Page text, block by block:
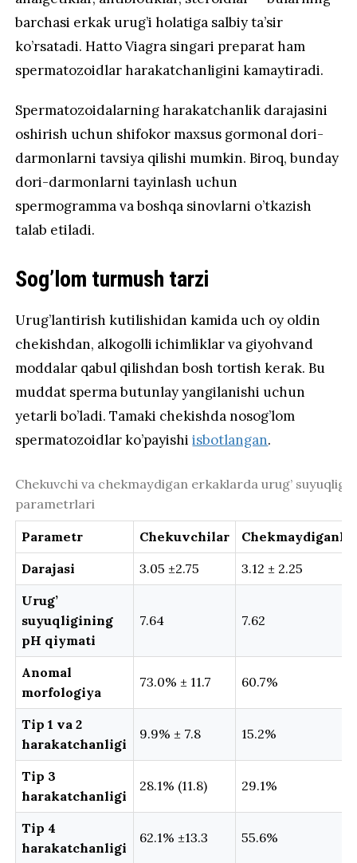
barchasi erkak urug’i holatiga salbiy ta’sir
ko’rsatadi. Hatto Viagra singari preparat ham
spermatozoidlar harakatchanligini kamaytiradi.
Spermatozoidalarning harakatchanlik darajasini
oshirish uchun shifokor maxsus gormonal dori-
darmonlarni tavsiya qilishi mumkin. Biroq, bunday
dori-darmonlarni tayinlash uchun
spermogramma va boshqa sinovlarni o’tkazish
talab etiladi.
Sog’lom turmush tarzi
Urug’lantirish kutilishidan kamida uch oy oldin
chekishdan, alkogolli ichimliklar va giyohvand
moddalar qabul qilishdan bosh tortish kerak. Bu
muddat sperma butunlay yangilanishi uchun
yetarli bo’ladi. Tamaki chekishda nosog’lom
spermatozoidlar ko’payishiisbotlangan.
Chekuvchi va chekmaydigan erkaklarda urug’ suyuqligi
parametrlari
Parametr Chekuvchilar
Darajasi
3.05 ±2.75
3.12 ± 2.25
Urug’
suyuqligining
pH qiymati
7.64 7.62
Anomal
morfologiya
73.0% ± 11.7 60.7%
Tip 1 va 2
harakatchanligi
9.9% ± 7.8 15.2%
Tip 3
harakatchanligi
28.1% (11.8) 29.1%
Tip 4
harakatchanligi
62.1% ±13.3 55.6%